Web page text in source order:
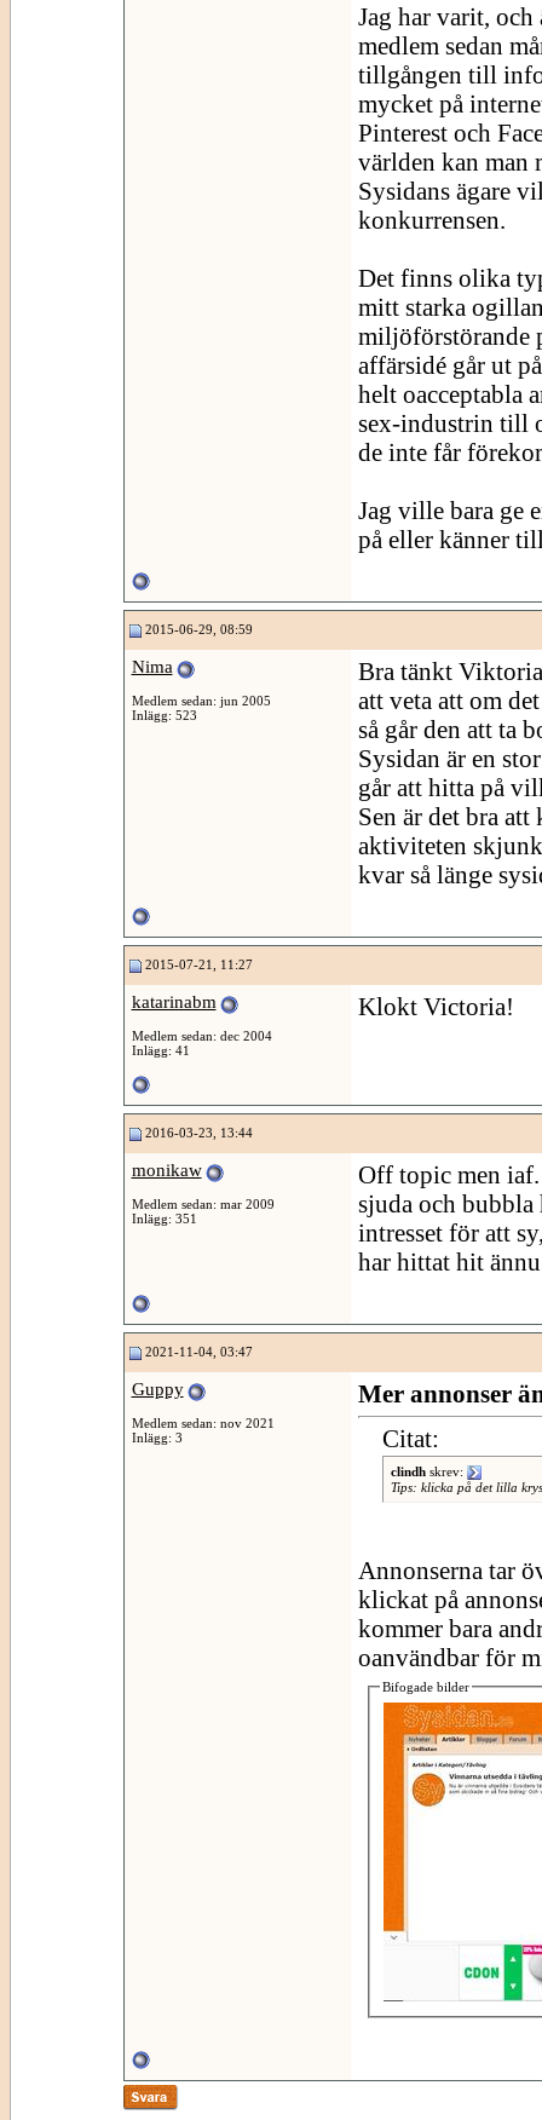
Jag har varit,
medlem sedan
tillgången till
mycket på
Pinterest och
världen kan man
Sysidans ägare
konkurrensen.
Det finns olika
mitt starka
miljöförstörande
affärsidé går ut
helt oacceptabla
sex-industrin till
de inte får
Jag ville bara ge
på eller känner
2015-06-29, 08:59
Nima
Medlem sedan: jun 2005
Inlägg: 523
Bra tänkt
att veta att om
så går den att ta
Sysidan är en
går att hitta på
Sen är det bra
aktiviteten
kvar så länge
2015-07-21, 11:27
katarinabm
Medlem sedan: dec 2004
Inlägg: 41
Klokt Victoria!
2016-03-23, 13:44
monikaw
Medlem sedan: mar 2009
Inlägg: 351
Off topic men
sjuda och bubbla
intresset för att
har hittat hit
2021-11-04, 03:47
Guppy
Medlem sedan: nov 2021
Inlägg: 3
Mer annonser
Citat:
clindhskrev:
Tips: klicka på det lilla
Annonserna tar
klickat på
kommer bara
oanvändbar för
Bifogade bilder